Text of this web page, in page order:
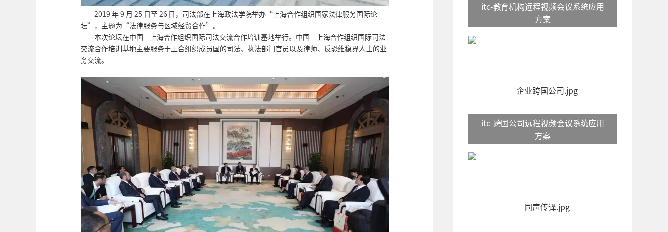
2019 年 9 月 25 日至 26 日，司法部在上海政法学院举办“上海合作组织国家法律服务国际论
坛”，主题为“法律服务与区域经贸合作”。
本次论坛在中国—上海合作组织国际司法交流合作培训基地举行。中国—上海合作组织国际司法
交流合作培训基地主要服务于上合组织成员国的司法、执法部门官员以及律师、反恐维稳界人士的业
务交流。
itc-教育机构远程视频会议系统应用
方案
itc-跨国公司远程视频会议系统应用
方案